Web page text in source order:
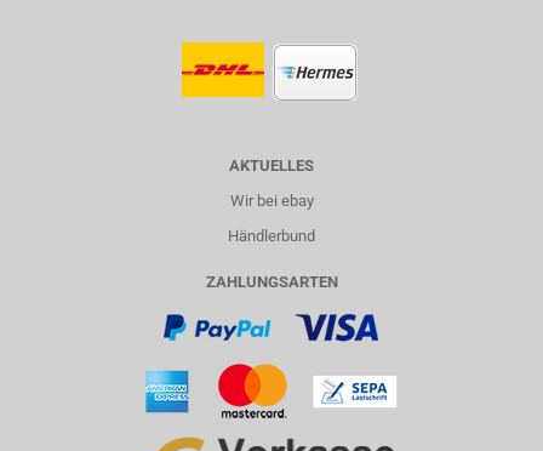
AKTUELLES
Wir bei ebay
Händlerbund
ZAHLUNGSARTEN